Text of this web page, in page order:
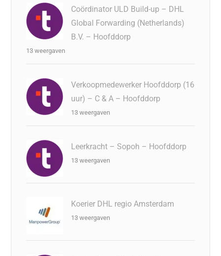
Coördinator ULD Build-up – DHL
Global Forwarding (Netherlands)
B.V. – Hoofddorp
13 weergaven
Verkoopmedewerker Hoofddorp (16
uur) – C & A – Hoofddorp
13 weergaven
Leerkracht – Sopoh – Hoofddorp
13 weergaven
Koerier DHL regio Amsterdam
13 weergaven